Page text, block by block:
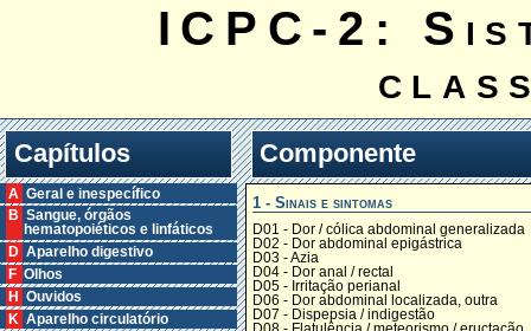
ICPC-2:
Capítulos
A Geral e inespecífico
B Sangue, órgãos
hematopoiéticos e linfáticos
D Aparelho digestivo
F Olhos
H Ouvidos
K Aparelho circulatório
Componente
1 - Sinais e sintomas
D01 - Dor / cólica abdominal generalizada
D02 - Dor abdominal epigástrica
D03 - Azia
D04 - Dor anal / rectal
D05 - Irritação perianal
D06 - Dor abdominal localizada, outra
D07 - Dispepsia / indigestão